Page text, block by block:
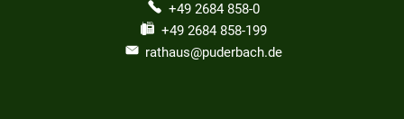
+49 2684 858-0
+49 2684 858-199
rathaus@puderbach.de